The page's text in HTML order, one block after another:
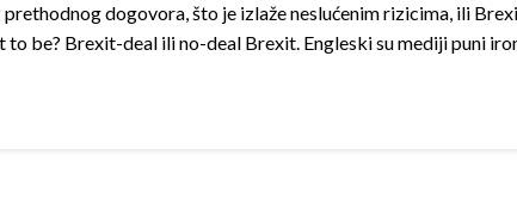
dogovora, što je izlaže neslućenim rizicima, ili
be? Brexit-deal ili no-deal Brexit. Engleski su mediji puni